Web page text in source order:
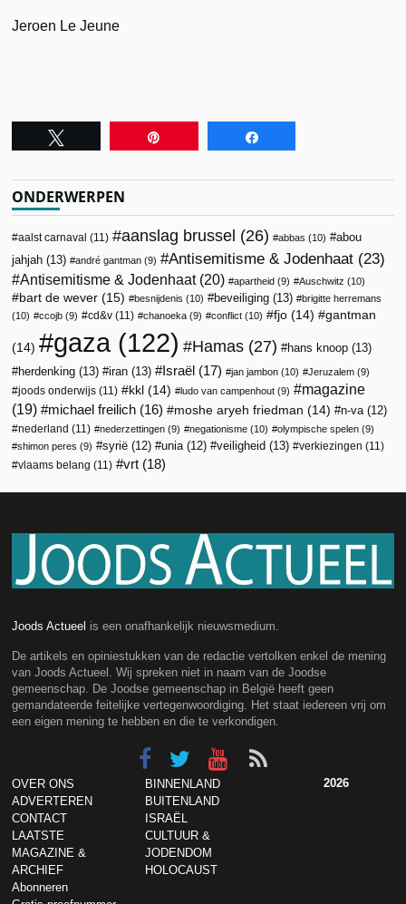
Jeroen Le Jeune
ONDERWERPEN
aalst carnaval (11) aanslag brussel (26) abbas (10)
abou
jahjah (13) andré gantman (9) Antisemitisme & Jodenhaat (23)
Antisemitisme & Jodenhaat(20) apartheid (9) Auschwitz (10)
bart de wever (15) besnijdenis (10) beveiliging (13)
brigitte herremans
(10)
ccojb (9) cd&v (11) chanoeka (9) conflict (10) fjo (14) gantman
(14) gaza(122) Hamas (27) hans knoop (13)
herdenking (13) iran (13) Israël (17) jan jambon (10) Jeruzalem (9)
joods onderwijs (11) kkl (14) ludo van campenhout (9)
magazine
(19)
michael freilich (16) moshe aryeh friedman (14) n-va(12)
nederland (11) nederzettingen (9) negationisme (10) olympische spelen (9)
shimon peres (9) syrië (12) unia(12) veiligheid (13) verkiezingen (11)
vlaams belang (11) vrt (18)
Joods Actueel is een onafhankelijk nieuwsmedium.
De artikels en opiniestukken van de redactie vertolken enkel de mening
van Joods Actueel. Wij spreken niet in naam van de Joodse
gemeenschap. De Joodse gemeenschap in België heeft geen
gemandateerde feitelijke vertegenwoordiging. Het staat iedereen vrij om
een eigen mening te hebben en die te verkondigen.
OVER ONS
ADVERTEREN
CONTACT
LAATSTE
MAGAZINE &
ARCHIEF
Abonneren
BINNENLAND
BUITENLAND
ISRAËL
CULTUUR &
JODENDOM
HOLOCAUST
2026